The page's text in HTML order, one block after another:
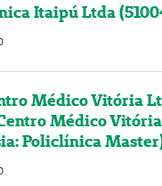
Itaipú Ltda
Médico Vitória
Médico
Policlínica